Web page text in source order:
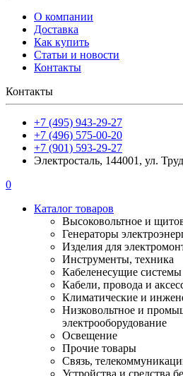
О компании
Доставка
Как купить
Статьи и новости
Контакты
Контакты
+7 (495) 943-29-27
+7 (496) 575-00-20
+7 (901) 593-29-27
Электросталь, 144001, ул.
0
Каталог товаров
Высоковольтное и
Генераторы
Изделия для
Инструменты, техника
Кабеленесущие системы
Кабели, провода и
Климатические и
Низковольтное и
электрооборудование
Освещение
Прочие товары
Связь,
Устройства и средства